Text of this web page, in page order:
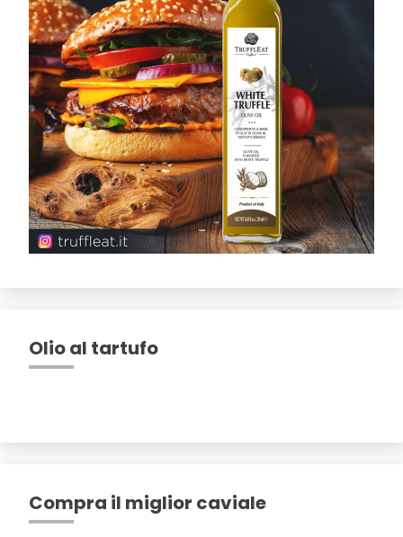
Olio al tartufo
Compra il miglior caviale